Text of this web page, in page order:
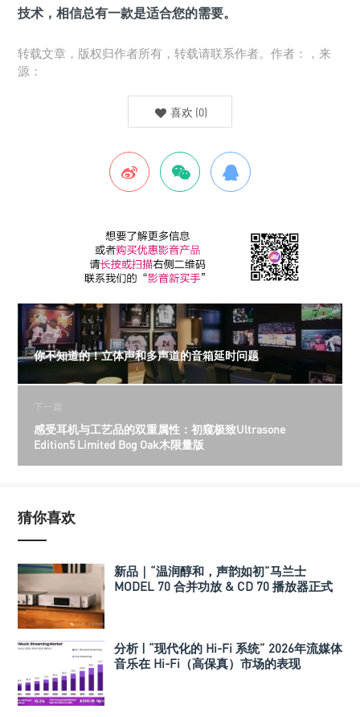
技术，相信总有一款是适合您的需要。
转载文章，版权归作者所有，转载请联系作者。作者：，来
源：
喜欢 (0)
上一篇
你不知道的！立体声和多声道的音箱延时问题
下一篇
感受耳机与工艺品的双重属性：初窥极致Ultrasone
Edition5 Limited Bog Oak木限量版
猜你喜欢
新品｜“温润醇和，声韵如初”马兰士
MODEL 70 合并功放 & CD 70 播放器正式
分析 | “现代化的 Hi-Fi 系统” 2026年流媒体
音乐在 Hi-Fi（高保真）市场的表现